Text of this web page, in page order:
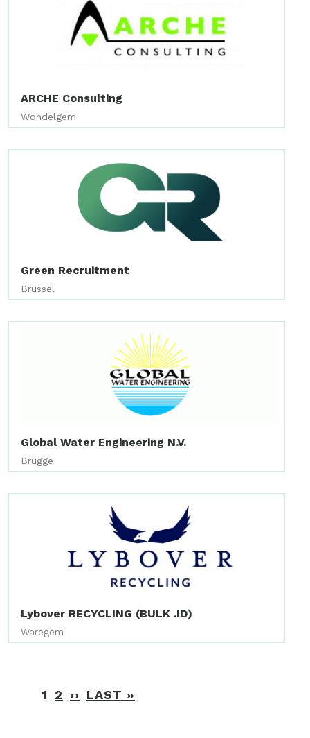
ARCHE Consulting
Wondelgem
Green Recruitment
Brussel
Global Water Engineering N.V.
Brugge
Lybover RECYCLING (BULK .ID)
Waregem
Paginering
1 2 ›› VOLGENDE
LAST »